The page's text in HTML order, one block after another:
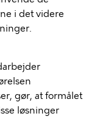
i det videre
gør, at formålet
løsninger